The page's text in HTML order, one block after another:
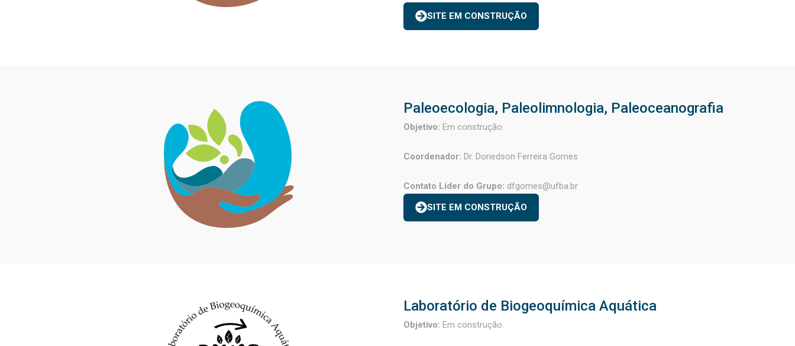
SITE EM CONSTRUÇÃO
Paleoecologia, Paleolimnologia, Paleoceanografia
Objetivo: Em construção.
Coordenador: Dr. Doriedson Ferreira Gomes
Contato Líder do Grupo: dfgomes@ufba.br
SITE EM CONSTRUÇÃO
Laboratório de Biogeoquímica Aquática
Objetivo: Em construção.